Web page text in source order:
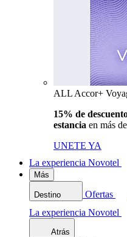
ALL Accor+
15% de
estancia en más
UNETE YA
La experiencia Novotel
Más
Destino Ofertas
La experiencia Novotel
Atrás